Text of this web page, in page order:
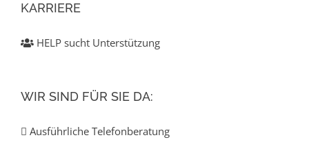
KARRIERE
HELP sucht Unterstützung
WIR SIND FÜR SIE DA:
Ausführliche Telefonberatung